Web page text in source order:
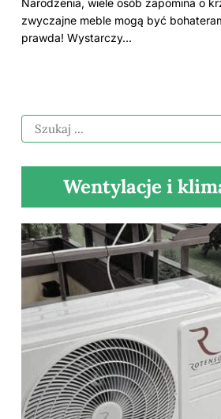
Narodzenia, wiele osób zapomina o
zwyczajne meble mogą być
prawda! Wystarczy…
Wentylacje i